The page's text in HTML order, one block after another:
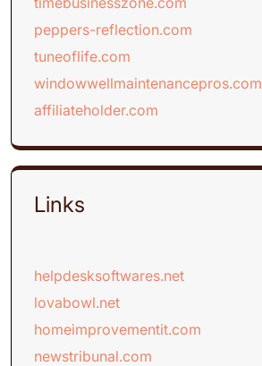
peppers-reflection.com
tuneoflife.com
windowwellmaintenancepros.com
affiliateholder.com
Links
helpdesksoftwares.net
lovabowl.net
homeimprovementit.com
newstribunal.com